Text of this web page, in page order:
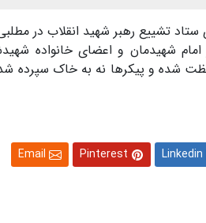
ستاد تشییع رهبر شهید انقلاب در
شهیدمان و اعضای خانواده
شده و پیکرها نه به خاک سپرده
Linkedin
Pinterest
Email